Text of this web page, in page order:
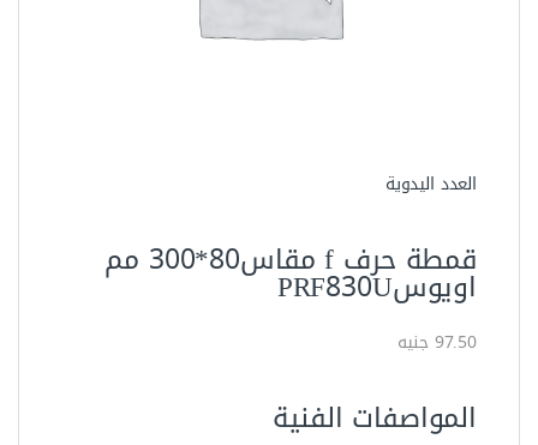
العدد اليدوية
قمطة حرف f مقاس80*300 مم
اويوسPRF830U
97.50 جنيه
المواصفات الفنية